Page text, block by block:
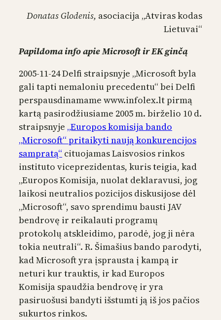
Donatas Glodenis, asociacija „Atviras kodas
Lietuvai“
Papildoma info apie Microsoft ir EK ginčą
2005-11-24 Delfi straipsnyje „Microsoft byla
gali tapti nemaloniu precedentu“ bei Delfi
perspausdinamame www.infolex.lt pirmą
kartą pasirodžiusiame 2005 m. birželio 10 d.
straipsnyje „Europos komisija bando
„Microsoft“ pritaikyti naują konkurencijos
sampratą“ cituojamas Laisvosios rinkos
instituto viceprezidentas, kuris teigia, kad
„Europos Komisija, nuolat deklaravusi, jog
laikosi neutralios pozicijos diskusijose dėl
„Microsoft“, savo sprendimu bausti JAV
bendrovę ir reikalauti programų
protokolų atskleidimo, parodė, jog ji nėra
tokia neutrali“. R. Šimašius bando parodyti,
kad Microsoft yra įsprausta į kampą ir
neturi kur trauktis, ir kad Europos
Komisija spaudžia bendrovę ir yra
pasiruošusi bandyti išstumti ją iš jos pačios
sukurtos rinkos.